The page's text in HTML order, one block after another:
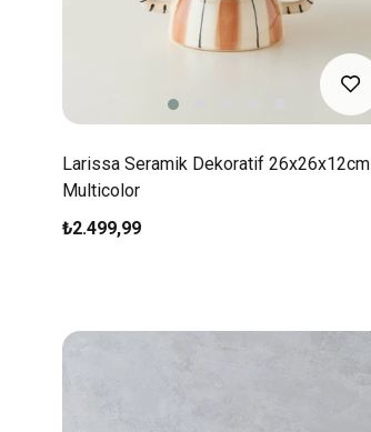
Larissa Seramik Dekoratif 26x26x12cm
Multicolor
₺2.499,99